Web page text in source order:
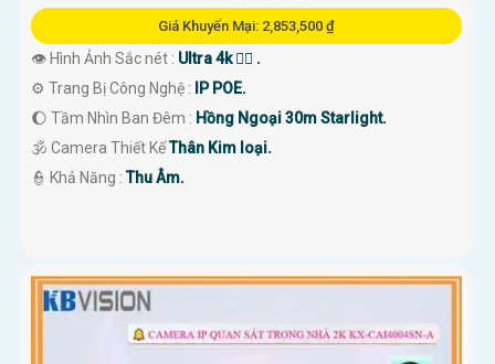
Giá Khuyến Mại: 2,853,500 ₫
👁 Hình Ảnh Sắc nét : Ultra 4k 👍🏾 .
⚙ Trang Bị Công Nghệ :
IP POE.
🌔 Tầm Nhìn Ban Đêm : Hồng Ngoại 30m Starlight.
🕉️ Camera Thiết KếThân Kim loại.
️👮 Khả Năng :Thu Âm.